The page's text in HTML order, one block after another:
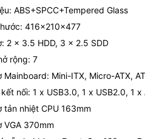
ABS+SPCC+Tempered Glass
416x210x477
2 x 3.5 HDD, 3 x 2.5 SDD
rộng: 7
Mainboard: Mini-ITX, Micro-ATX,
nối: 1 x USB3.0, 1 x USB2.0, 1 x
tản nhiệt CPU 163mm
VGA 370mm